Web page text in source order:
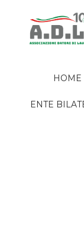
HOME
ENTE